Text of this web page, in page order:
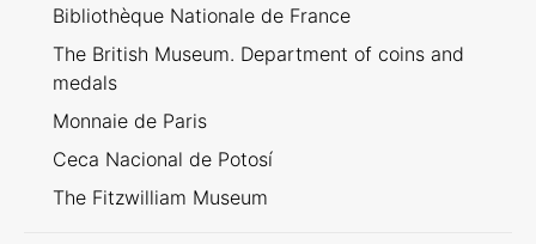
Bibliothèque Nationale de France
The British Museum. Department of coins and
medals
Monnaie de Paris
Ceca Nacional de Potosí
The Fitzwilliam Museum